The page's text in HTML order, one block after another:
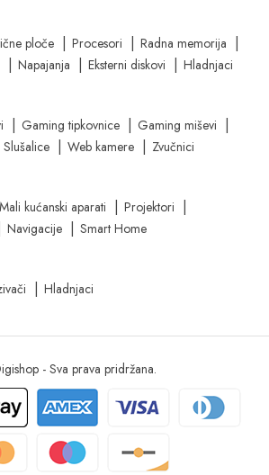
ploče Procesori
Radna memorija
Napajanja Eksterni diskovi
Hladnjaci
Gaming tipkovnice
Gaming miševi
Slušalice Web kamere
Zvučnici
Mali kućanski aparati
Projektori
Navigacije
Smart Home
Hladnjaci
- Sva prava pridržana.